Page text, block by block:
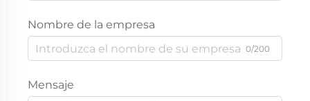
Nombre de la empresa
0/200
Mensaje